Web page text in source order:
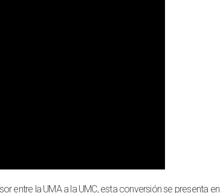
entre la UMA a la UMC, esta conversión se presenta en